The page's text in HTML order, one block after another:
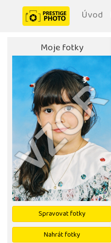
Úvod
Moje fotky
Spravovat fotky
Nahrát fotky